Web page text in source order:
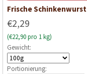
Frische Schinkenwurst
€2,29
(€22,90 pro 1 kg)
Gewicht:
Portionierung: